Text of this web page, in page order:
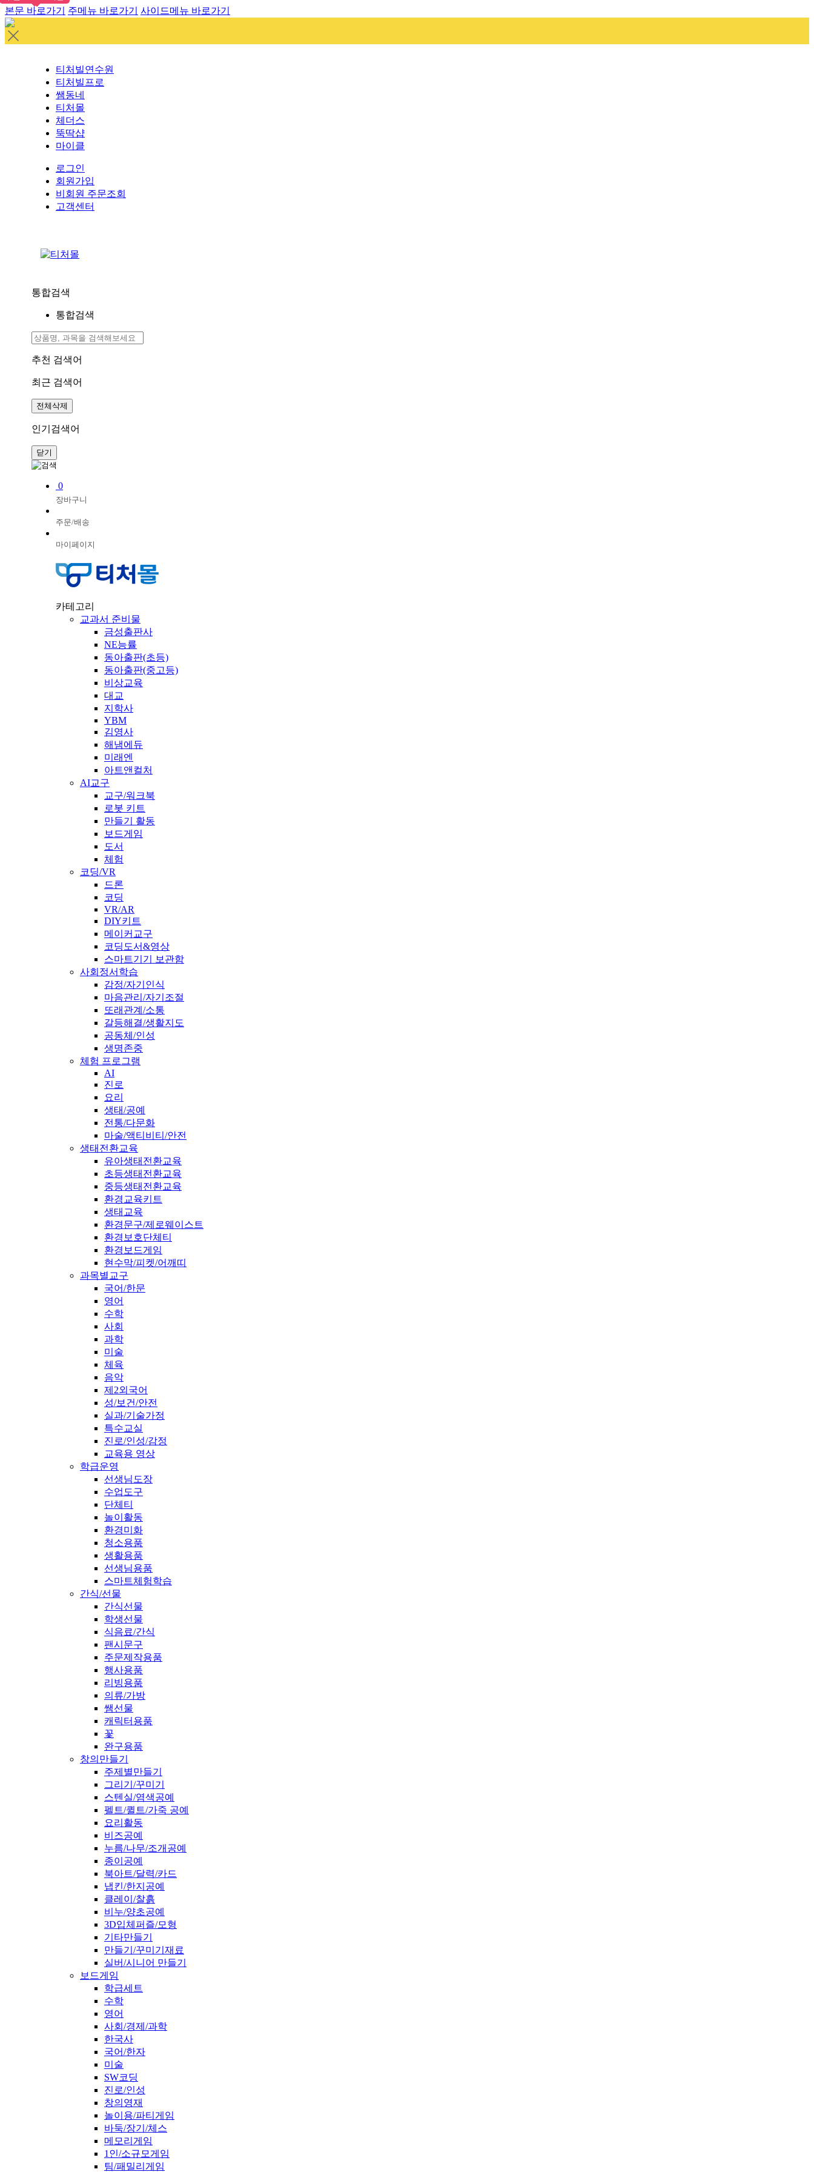
본문 바로가기 주메뉴 바로가기 사이드메뉴 바로가기
티처빌연수원
티처빌프로
쌤동네
티처몰
체더스
뚝딱샵
마이클
로그인
회원가입
비회원 주문조회
고객센터
통합검색
통합검색
추천 검색어
최근 검색어
전체삭제
인기검색어
닫기
0
장바구니
주문/배송
마이페이지
카테고리
교과서 준비물
금성출판사
NE능률
동아출판(초등)
동아출판(중고등)
비상교육
대교
지학사
YBM
김영사
해냄에듀
미래엔
아트앤컬처
AI교구
교구/워크북
로봇 키트
만들기 활동
보드게임
도서
체험
코딩/VR
드론
코딩
VR/AR
DIY키트
메이커교구
코딩도서&영상
스마트기기 보관함
사회정서학습
감정/자기인식
마음관리/자기조절
또래관계/소통
갈등해결/생활지도
공동체/인성
생명존중
체험 프로그램
AI
진로
요리
생태/공예
전통/다문화
마술/액티비티/안전
생태전환교육
유아생태전환교육
초등생태전환교육
중등생태전환교육
환경교육키트
생태교육
환경문구/제로웨이스트
환경보호단체티
환경보드게임
현수막/피켓/어깨띠
과목별교구
국어/한문
영어
수학
사회
과학
미술
체육
음악
제2외국어
성/보건/안전
실과/기술가정
특수교실
진로/인성/감정
교육용 영상
학급운영
선생님도장
수업도구
단체티
놀이활동
환경미화
청소용품
생활용품
선생님용품
스마트체험학습
간식/선물
간식선물
학생선물
식음료/간식
팬시문구
주문제작용품
행사용품
리빙용품
의류/가방
쌤선물
캐릭터용품
꽃
완구용품
창의만들기
주제별만들기
그리기/꾸미기
스텐실/염색공예
펠트/퀼트/가죽 공예
요리활동
비즈공예
누름/나무/조개공예
종이공예
북아트/달력/카드
냅킨/한지공예
클레이/찰흙
비누/양초공예
3D입체퍼즐/모형
기타만들기
만들기/꾸미기재료
실버/시니어 만들기
보드게임
학급세트
수학
영어
사회/경제/과학
한국사
국어/한자
미술
SW코딩
진로/인성
창의영재
놀이용/파티게임
바둑/장기/체스
메모리게임
1인/소규모게임
팀/패밀리게임